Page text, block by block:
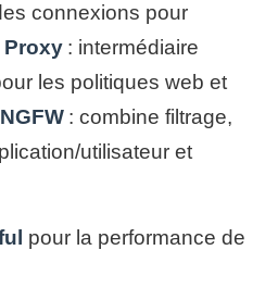
connexions pour
Proxy : intermédiaire
les politiques web et
NGFW : combine filtrage,
utilisateur et
pour la performance de